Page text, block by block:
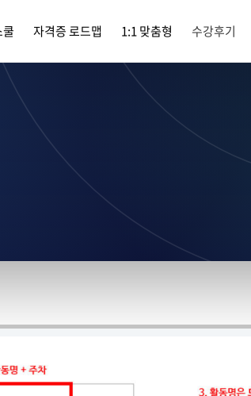
자격증 로드맵 1:1 맞춤형 수강후기